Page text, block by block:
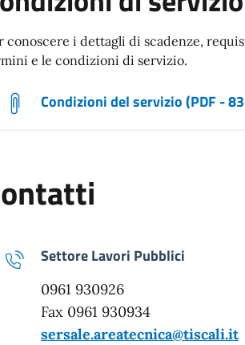
conoscere i dettagli di scadenze,
e le condizioni di servizio.
Condizioni del servizio (PDF -
Settore Lavori Pubblici
0961 930926
Fax 0961 930934
sersale.areatecnica@tiscali.it